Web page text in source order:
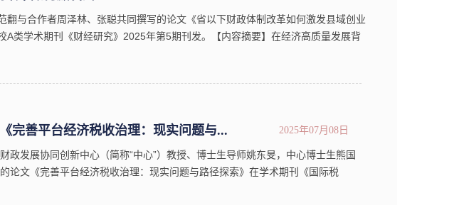
翻与合作者周泽林、张聪共同撰写的论文《省以下财政体制改革如何激发县域创业
类学术期刊《财经研究》2025年第5期刊发。【内容摘要】在经济高质量发展背
完善平台经济税收治理：现实问题与... 2025年07月08日
政发展协同创新中心（简称“中心”）教授、博士生导师姚东旻，中心博士生熊国
论文《完善平台经济税收治理：现实问题与路径探索》在学术期刊《国际税